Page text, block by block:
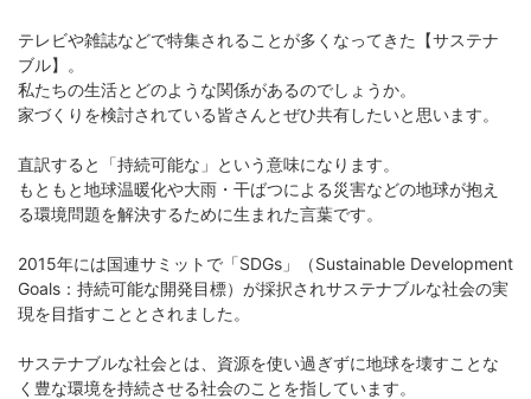
テレビや雑誌などで特集されることが多くなってきた【サステナ
ブル】。
私たちの生活とどのような関係があるのでしょうか。
家づくりを検討されている皆さんとぜひ共有したいと思います。
直訳すると「持続可能な」という意味になります。
もともと地球温暖化や大雨・干ばつによる災害などの地球が抱え
る環境問題を解決するために生まれた言葉です。
2015年には国連サミットで「SDGs」（Sustainable Development
Goals：持続可能な開発目標）が採択されサステナブルな社会の実
現を目指すこととされました。
サステナブルな社会とは、資源を使い過ぎずに地球を壊すことな
く豊な環境を持続させる社会のことを指しています。